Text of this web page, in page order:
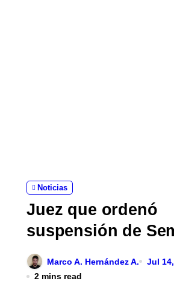
Noticias
Juez que ordenó
suspensión de
acusado de
del servicio civil
Marco A. Hernández A.
Jul
2 mins read